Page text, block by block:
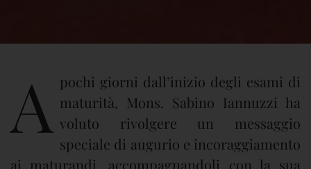
A pochi giorni dall’inizio degli esami di
maturità, Mons. Sabino Iannuzzi ha
voluto rivolgere un messaggio
speciale di augurio e incoraggiamento
ai maturandi, accompagnandoli con la sua